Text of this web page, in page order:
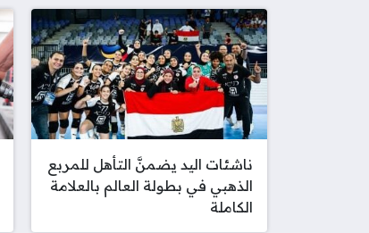
ناشئات اليد يضمنَّ التأهل للمربع
الذهبي في بطولة العالم بالعلامة
الكاملة